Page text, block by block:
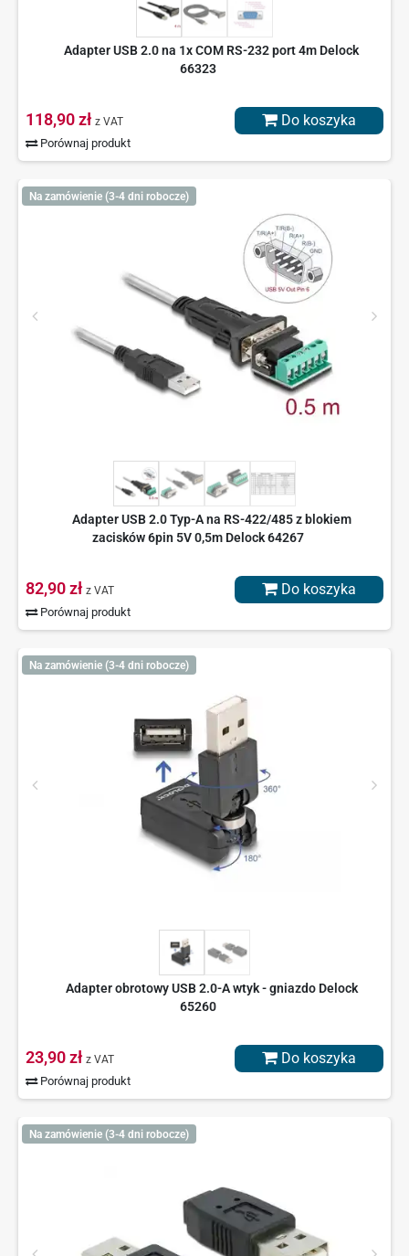
Adapter USB 2.0 na 1x COM RS-232 port 4m Delock
66323
118,90 zł z VAT
Porównaj produkt
Do koszyka
Na zamówienie (3-4 dni robocze)
Adapter USB 2.0 Typ-A na RS-422/485 z blokiem
zacisków 6pin 5V 0,5m Delock 64267
82,90 zł z VAT
Porównaj produkt
Do koszyka
Na zamówienie (3-4 dni robocze)
Adapter obrotowy USB 2.0-A wtyk - gniazdo Delock
65260
23,90 zł z VAT
Porównaj produkt
Do koszyka
Na zamówienie (3-4 dni robocze)